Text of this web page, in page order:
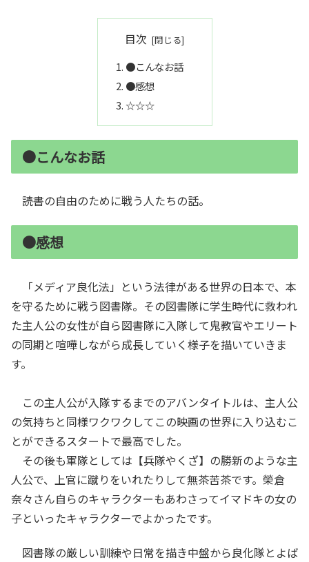
目次
●こんなお話
●感想
☆☆☆
●こんなお話
読書の自由のために戦う人たちの話。
●感想
「メディア良化法」という法律がある世界の日本で、本
を守るために戦う図書隊。その図書隊に学生時代に救われ
た主人公の女性が自ら図書隊に入隊して鬼教官やエリート
の同期と喧嘩しながら成長していく様子を描いていきま
す。
この主人公が入隊するまでのアバンタイトルは、主人公
の気持ちと同様ワクワクしてこの映画の世界に入り込むこ
とができるスタートで最高でした。
その後も軍隊としては【兵隊やくざ】の勝新のような主
人公で、上官に蹴りをいれたりして無茶苦茶です。榮倉
奈々さん自らのキャラクターもあわさってイマドキの女の
子といったキャラクターでよかったです。
図書隊の厳しい訓練や日常を描き中盤から良化隊とよば